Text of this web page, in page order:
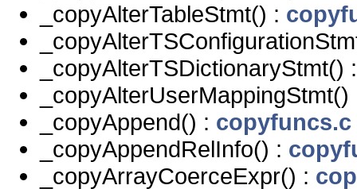
_copyAlterTableStmt() :
_copyAlterTSDictionaryStmt()
_copyAppend() : copyfuncs.c
_copyAppendRelInfo() :
_copyArrayCoerceExpr() :